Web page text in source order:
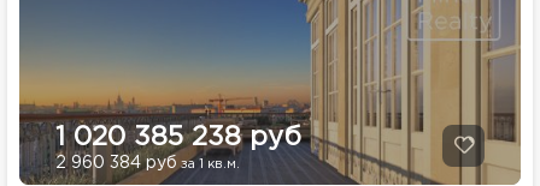
1 020 385 238 руб
2 960 384 руб за 1 кв.м.